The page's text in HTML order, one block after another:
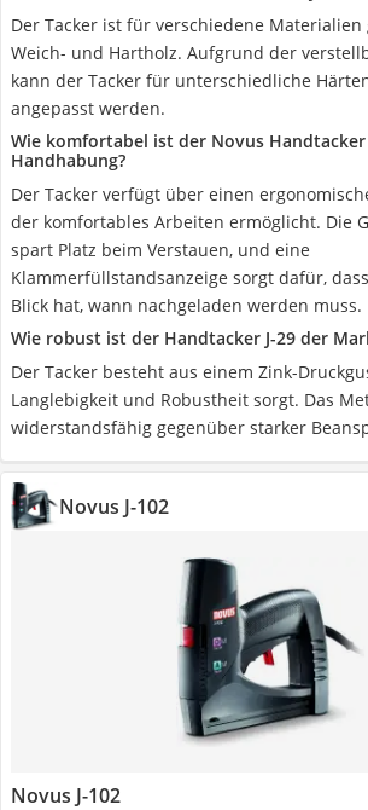
Der Tacker ist für verschiedene
Weich- und Hartholz. Aufgrund der
kann der Tacker für unterschiedliche
angepasst werden.
Wie komfortabel ist der Novus Handtacker
Handhabung?
Der Tacker verfügt über einen
der komfortables Arbeiten ermöglicht. Die
spart Platz beim Verstauen, und eine
Klammerfüllstandsanzeige sorgt dafür,
Blick hat, wann nachgeladen werden muss.
Wie robust ist der Handtacker J-29 der
Der Tacker besteht aus einem Zink-
Langlebigkeit und Robustheit sorgt. Das
widerstandsfähig gegenüber starker
Novus J-102
Novus J-102